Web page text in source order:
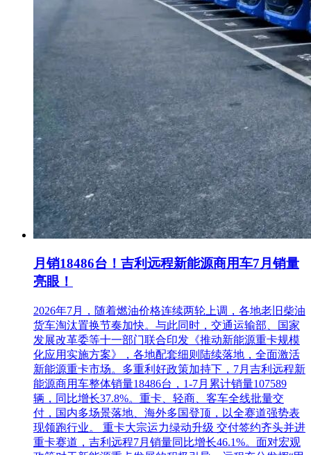
月销18486台！吉利远程新能源商用车7月销量
亮眼！
2026年7月，随着燃油价格连续两轮上调，各地老旧柴油
货车淘汰置换节奏加快。与此同时，交通运输部、国家
发展改革委等十一部门联合印发《推动新能源重卡规模
化应用实施方案》，各地配套细则陆续落地，全面激活
新能源重卡市场。多重利好政策加持下，7月吉利远程新
能源商用车整体销量18486台，1-7月累计销量107589
辆，同比增长37.8%。重卡、轻商、客车全线批量交
付，国内多场景落地、海外多国登顶，以全赛道强势表
现领跑行业。 重卡大宗运力绿动升级 交付签约齐头并进
重卡赛道，吉利远程7月销量同比增长46.1%。面对宏观